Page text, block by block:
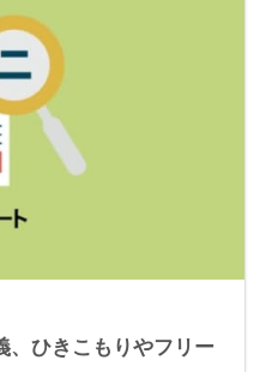
、ひきこもりやフリー